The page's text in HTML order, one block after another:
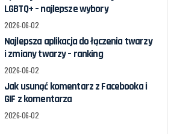
LGBTQ+ – najlepsze wybory
2026-06-02
Najlepsza aplikacja do łączenia twarzy
i zmiany twarzy – ranking
2026-06-02
Jak usunąć komentarz z Facebooka i
GIF z komentarza
2026-06-02